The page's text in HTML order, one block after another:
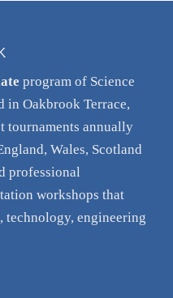
program of Science
in Oakbrook Terrace,
tournaments annually
Wales, Scotland
professional
workshops that
technology, engineering